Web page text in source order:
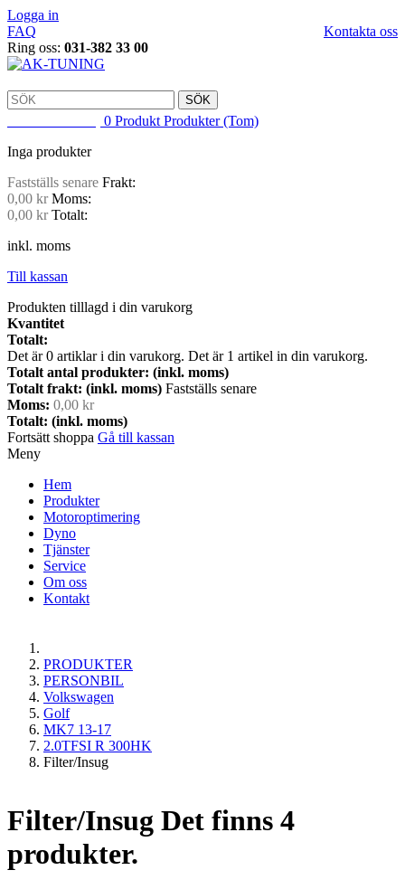
Logga in
Kontakta oss
FAQ
Ring oss: 031-382 33 00
SÖK
0 Produkt Produkter (Tom)
Inga produkter
Fastställs senare Frakt:
0,00 kr Moms:
0,00 kr Totalt:
inkl. moms
Till kassan
Produkten tilllagd i din varukorg
Kvantitet
Totalt:
Det är0 artiklar i din varukorg. Det är 1 artikel in din varukorg.
Totalt antal produkter: (inkl. moms)
Totalt frakt: (inkl. moms) Fastställs senare
Moms: 0,00 kr
Totalt: (inkl. moms)
Fortsätt shoppa Gå till kassan
Meny
Hem
Produkter
Motoroptimering
Dyno
Tjänster
Service
Om oss
Kontakt
PRODUKTER
PERSONBIL
Volkswagen
Golf
MK7 13-17
2.0TFSI R 300HK
Filter/Insug
Filter/Insug Det finns 4
produkter.